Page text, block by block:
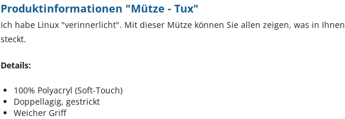
Produktinformationen "Mütze - Tux"
Ich habe Linux "verinnerlicht". Mit dieser Mütze können Sie allen zeigen, was in Ihnen
steckt.
Details:
100% Polyacryl (Soft-Touch)
Doppellagig, gestrickt
Weicher Griff